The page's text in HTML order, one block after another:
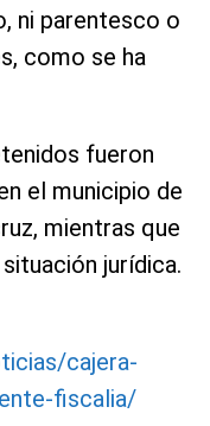
ni parentesco o
como se ha
fueron
el municipio de
mientras que
jurídica.
cajera-
fiscalia/